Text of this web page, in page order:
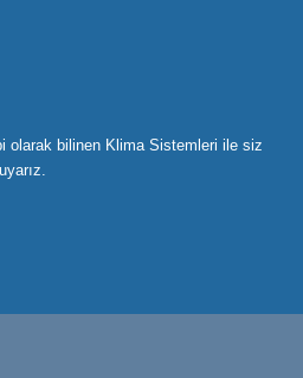
olarak bilinen Klima Sistemleri ile siz